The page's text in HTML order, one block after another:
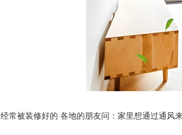
经常被装修好的 各地的朋友问：家里想通过通风